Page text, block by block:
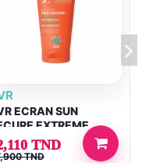
ECRAN SUN
EXTREME
50ML
TND
TND